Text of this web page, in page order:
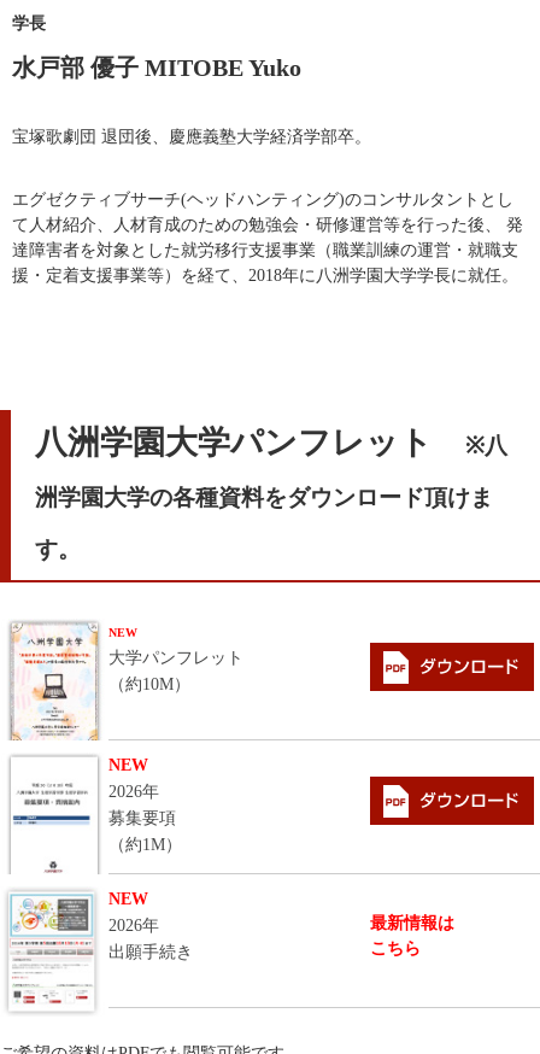
学長
水戸部 優子 MITOBE Yuko
宝塚歌劇団 退団後、慶應義塾⼤学経済学部卒。
エグゼクティブサーチ(ヘッドハンティング)のコンサルタントとし
て人材紹介、⼈材育成のための勉強会・研修運営等を行った後、 発
達障害者を対象とした就労移⾏⽀援事業（職業訓練の運営・就職⽀
援・定着⽀援事業等）を経て、2018年に八洲学園大学学長に就任。
八洲学園大学パンフレット ※八
洲学園大学の各種資料をダウンロード頂けま
す。
NEW
大学パンフレット
（約10M）
NEW
2026年
募集要項
（約1M）
NEW
2026年
出願手続き
最新情報は
こちら